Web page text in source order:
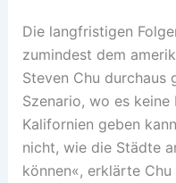
Die langfristigen
zumindest dem
Steven Chu durchaus
Szenario, wo es
Kalifornien geben
nicht, wie die Städte
können«, erklärte